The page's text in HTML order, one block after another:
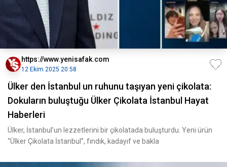
https://www.yenisafak.com
12 Ekim 2025 20:58
Ülker den İstanbul un ruhunu taşıyan yeni çikolata:
Dokuların buluştuğu Ülker Çikolata İstanbul Hayat
Haberleri
Ülker, İstanbul’un lezzetlerini bir çikolatada buluşturdu. Yeni ürün
“Ülker Çikolata İstanbul”, fındık, kadayıf ve bakla